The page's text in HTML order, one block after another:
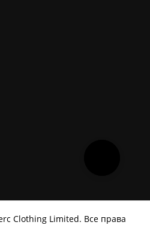
Clothing Limited. Все права